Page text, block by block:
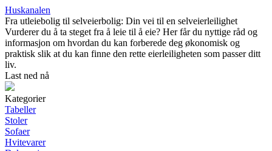
Huskanalen
Fra utleiebolig til selveierbolig: Din vei til en selveierleilighet
Vurderer du å ta steget fra å leie til å eie? Her får du nyttige råd og
informasjon om hvordan du kan forberede deg økonomisk og
praktisk slik at du kan finne den rette eierleiligheten som passer ditt
liv.
Last ned nå
Kategorier
Tabeller
Stoler
Sofaer
Hvitevarer